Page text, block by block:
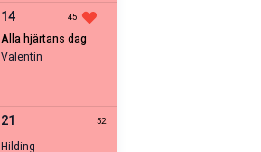
14 45
alla hjärtans dag
Valentin
21 52
Hilding